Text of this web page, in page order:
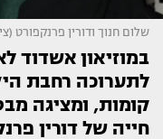
שלום חנוך ודורין פרנקפורט
במוזיאון אשדוד
לתערוכה רחבת
קומות, ומציגה
חייה של דורין